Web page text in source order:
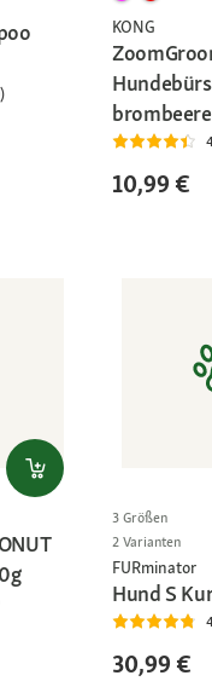
KONG
brombeere
10,99 €
3 Größen
2 Varianten
FURminator
Hund S
30,99 €